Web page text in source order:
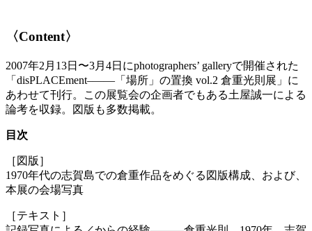
〈Content〉
2007年2月13日〜3月4日にphotographers’ galleryで開催された
「disPLACEment–——「場所」の置換 vol.2 倉重光則展」に
あわせて刊行。この展覧会の企画者でもある土屋誠一による
論考を収録。図版も多数掲載。
目次
［図版］
1970年代の志賀島での倉重作品をめぐる図版構成、および、
本展の会場写真
［テキスト］